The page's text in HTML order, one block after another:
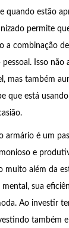
quando estão
permite
a combinação
Isso não
mas também
que está
armário é um
e
muito além da
sua
Ao investir
também